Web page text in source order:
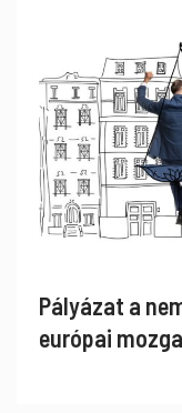
Pályázat a
európai